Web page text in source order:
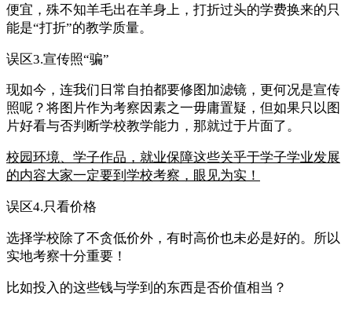
便宜，殊不知羊毛出在羊身上，打折过头的学费换来的只
能是“打折”的教学质量。
误区3.宣传照“骗”
现如今，连我们日常自拍都要修图加滤镜，更何况是宣传
照呢？将图片作为考察因素之一毋庸置疑，但如果只以图
片好看与否判断学校教学能力，那就过于片面了。
校园环境、学子作品，就业保障这些关乎于学子学业发展
的内容大家一定要到学校考察，眼见为实！
误区4.只看价格
选择学校除了不贪低价外，有时高价也未必是好的。所以
实地考察十分重要！
比如投入的这些钱与学到的东西是否价值相当？